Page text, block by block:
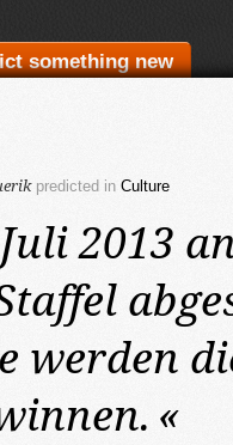
something new
predicted in Culture
2013
werden
«